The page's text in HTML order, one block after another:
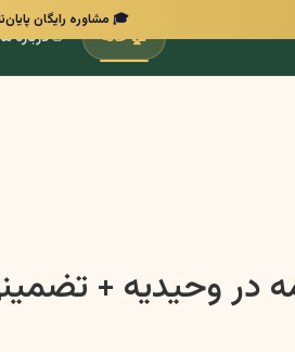
🎓 مشاوره رایگان
🏠خانه 👋درباره ما
در وحیدیه +